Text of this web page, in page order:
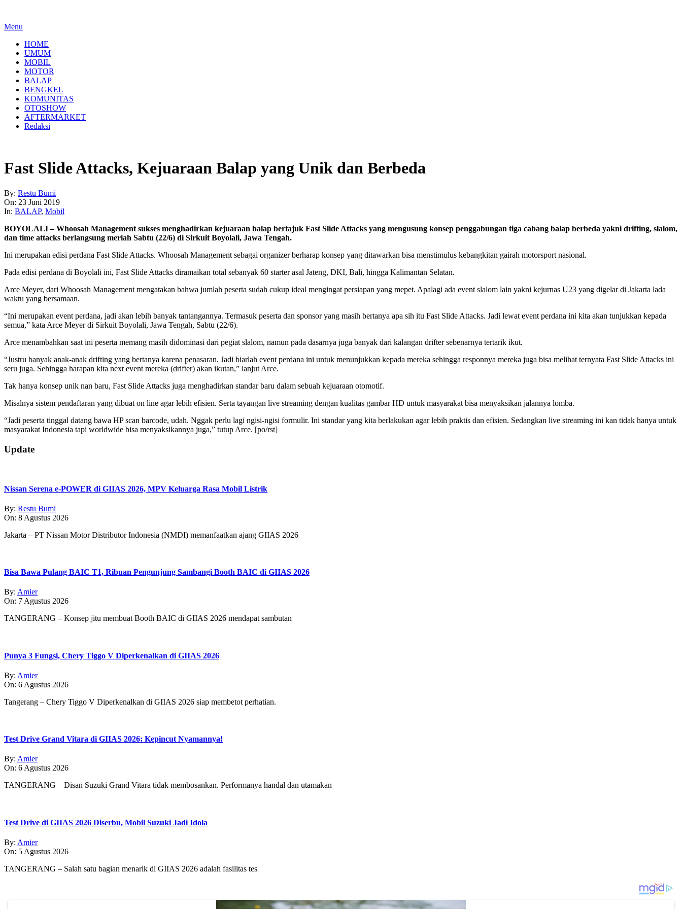
Menu
HOME
UMUM
MOBIL
MOTOR
BALAP
BENGKEL
KOMUNITAS
OTOSHOW
AFTERMARKET
Redaksi
Fast Slide Attacks, Kejuaraan Balap yang Unik dan Berbeda
By: Restu Bumi
On: 23 Juni 2019
In: BALAP, Mobil
BOYOLALI – Whoosah Management sukses menghadirkan kejuaraan balap bertajuk Fast Slide Attacks yang mengusung konsep penggabungan tiga cabang balap berbeda yakni drifting, slalom,
dan time attacks berlangsung meriah Sabtu (22/6) di Sirkuit Boyolali, Jawa Tengah.
Ini merupakan edisi perdana Fast Slide Attacks. Whoosah Management sebagai organizer berharap konsep yang ditawarkan bisa menstimulus kebangkitan gairah motorsport nasional.
Pada edisi perdana di Boyolali ini, Fast Slide Attacks diramaikan total sebanyak 60 starter asal Jateng, DKI, Bali, hingga Kalimantan Selatan.
Arce Meyer, dari Whoosah Management mengatakan bahwa jumlah peserta sudah cukup ideal mengingat persiapan yang mepet. Apalagi ada event slalom lain yakni kejurnas U23 yang digelar di Jakarta lada
waktu yang bersamaan.
“Ini merupakan event perdana, jadi akan lebih banyak tantangannya. Termasuk peserta dan sponsor yang masih bertanya apa sih itu Fast Slide Attacks. Jadi lewat event perdana ini kita akan tunjukkan kepada
semua,” kata Arce Meyer di Sirkuit Boyolali, Jawa Tengah, Sabtu (22/6).
Arce menambahkan saat ini peserta memang masih didominasi dari pegiat slalom, namun pada dasarnya juga banyak dari kalangan drifter sebenarnya tertarik ikut.
“Justru banyak anak-anak drifting yang bertanya karena penasaran. Jadi biarlah event perdana ini untuk menunjukkan kepada mereka sehingga responnya mereka juga bisa melihat ternyata Fast Slide Attacks ini
seru juga. Sehingga harapan kita next event mereka (drifter) akan ikutan,” lanjut Arce.
Tak hanya konsep unik nan baru, Fast Slide Attacks juga menghadirkan standar baru dalam sebuah kejuaraan otomotif.
Misalnya sistem pendaftaran yang dibuat on line agar lebih efisien. Serta tayangan live streaming dengan kualitas gambar HD untuk masyarakat bisa menyaksikan jalannya lomba.
“Jadi peserta tinggal datang bawa HP scan barcode, udah. Nggak perlu lagi ngisi-ngisi formulir. Ini standar yang kita berlakukan agar lebih praktis dan efisien. Sedangkan live streaming ini kan tidak hanya untuk
masyarakat Indonesia tapi worldwide bisa menyaksikannya juga,” tutup Arce. [po/rst]
2019-
06-
Update
Nissan Serena e-POWER di GIIAS 2026, MPV Keluarga Rasa Mobil Listrik
By: Restu Bumi
On: 8 Agustus 2026
Jakarta – PT Nissan Motor Distributor Indonesia (NMDI) memanfaatkan ajang GIIAS 2026
Bisa Bawa Pulang BAIC T1, Ribuan Pengunjung Sambangi Booth BAIC di GIIAS 2026
By: Amier
On: 7 Agustus 2026
TANGERANG – Konsep jitu membuat Booth BAIC di GIIAS 2026 mendapat sambutan
Punya 3 Fungsi, Chery Tiggo V Diperkenalkan di GIIAS 2026
By: Amier
On: 6 Agustus 2026
Tangerang – Chery Tiggo V Diperkenalkan di GIIAS 2026 siap membetot perhatian.
Test Drive Grand Vitara di GIIAS 2026: Kepincut Nyamannya!
By: Amier
On: 6 Agustus 2026
TANGERANG – Disan Suzuki Grand Vitara tidak membosankan. Performanya handal dan utamakan
Test Drive di GIIAS 2026 Diserbu, Mobil Suzuki Jadi Idola
By: Amier
On: 5 Agustus 2026
TANGERANG – Salah satu bagian menarik di GIIAS 2026 adalah fasilitas tes